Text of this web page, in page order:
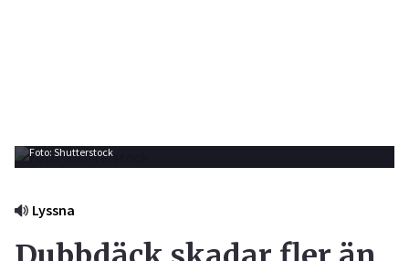
Foto: Shutterstock
Lyssna